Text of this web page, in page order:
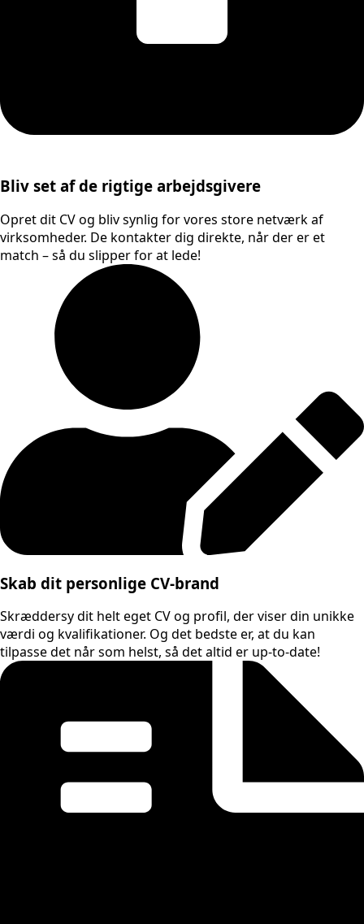
Bliv set af de rigtige arbejdsgivere
Opret dit CV og bliv synlig for vores store netværk af
virksomheder. De kontakter dig direkte, når der er et
match – så du slipper for at lede!
Skab dit personlige CV-brand
Skræddersy dit helt eget CV og profil, der viser din unikke
værdi og kvalifikationer. Og det bedste er, at du kan
tilpasse det når som helst, så det altid er up-to-date!